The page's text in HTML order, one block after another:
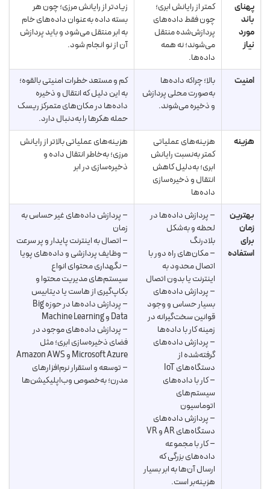
پهنای
باند
مورد
نیاز
کمتر از رایانش ابری؛
چون فقط داده‌های
پردازش‌شده منتقل
می‌شوند؛ نه همه
داده‌ها.
زیادتر از رایانش مرزی؛ چون هر
بسته داده به‌عنوان داده‌های خام
به ابر منتقل می‌شود و باید پردازش
آن از نو انجام شود.
امنیت
بالا؛ چراکه داده‌ها
به‌صورت محلی پردازش
و ذخیره می‌شوند.
کم و مستعد خطرات امنیتی بالقوه؛
به این دلیل که انتقال و ذخیره
داده‌ها در مکان‌های متمرکز ریسک
حمله هکرها را به‌دنبال دارد.
هزینه
هزینه‌های عملیاتی
کمتر به‌نسبت رایانش
ابری؛ به‌دلیل کاهش
انتقال و ذخیره‌سازی
داده‌ها
هزینه‌های عملیاتی بالاتر از رایانش
مرزی؛ به‌خاطر انتقال داده و
ذخیره‌سازی در ابر
بهترین
زمان
برای
استفاده
– پردازش داده‌ها در
لحظه و به‌شکل
بلادرنگ
– مکان‌های راه دور با
اتصال محدود به
اینترنت یا بدون اتصال
– پردازش داده‌های
بسیار حساس و وجود
قوانین سخت‌گیرانه در
زمینه کار با داده‌ها
– پردازش داده‌های
گرفته‌شده از
دستگاه‌های IoT
– کار با داده‌های
سیستم‌های
اتوماسیون
– پردازش داده‌های
دستگاه‌های AR و VR
– کار با مجموعه
داده‌های بزرگی که
ارسال آن‌ها به ابر بسیار
هزینه‌بر است.
– پردازش داده‌های غیر حساس به
زمان
– اتصال به اینترنت پایدار و پر سرعت
– وظایف پردازشی و داده‌های پویا
– نگهداری محتوای انواع
سیستم‌های مدیریت محتوا و
بکاپ‌گیری از هاست یا دیتابیس
– پردازش داده‌ها در حوزه Big
Data و Machine Learning
– پردازش داده‌های موجود در
فضای ذخیره‌سازی ابری؛ مثل
Microsoft Azure و Amazon AWS
– توسعه و استقرار نرم‌افزارهای
مدرن؛ به‌خصوص وب‌اپلیکیشن‌ها